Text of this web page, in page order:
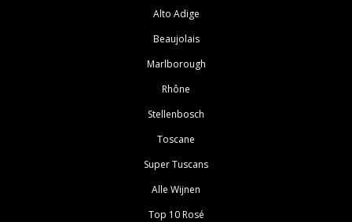
Alto Adige
Beaujolais
Marlborough
Rhône
Stellenbosch
Toscane
Super Tuscans
Alle Wijnen
Top 10 Rosé